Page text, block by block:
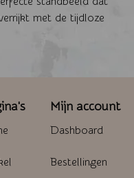
met de tijdloze
Mijn account
Dashboard
Bestellingen